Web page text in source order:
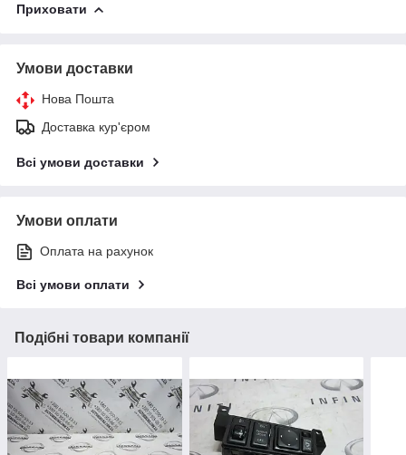
Приховати
Умови доставки
Нова Пошта
Доставка кур'єром
Всі умови доставки
Умови оплати
Оплата на рахунок
Всі умови оплати
Подібні товари компанії